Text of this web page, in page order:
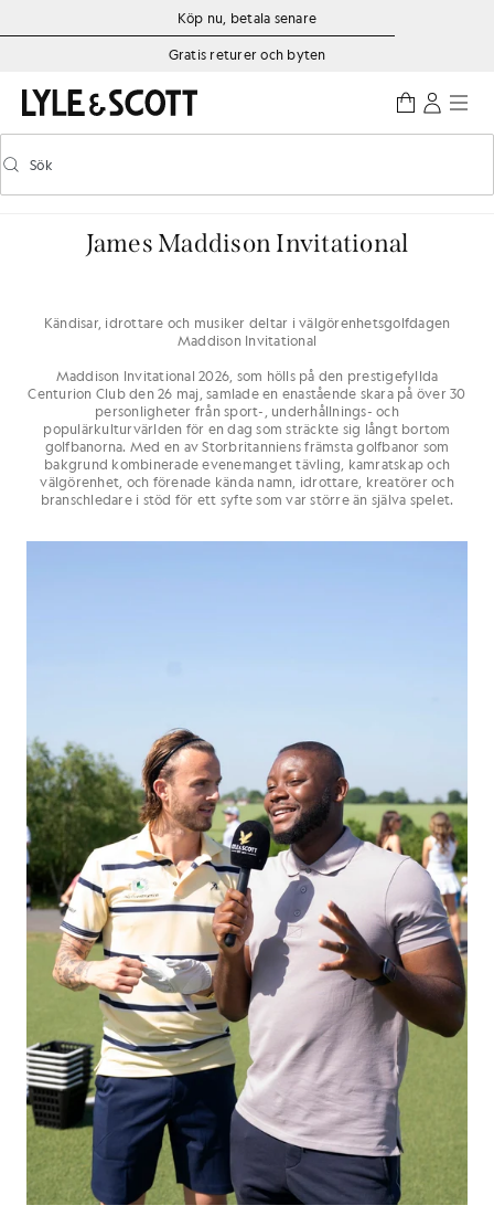
Gå direkt till huvudinnehållet
Information om tillgänglighetKöp nu, betala senare
Gratis returer och byten
Aktivera/inaktivera prediktiv sökning
Sök
James Maddison Invitational
Kändisar, idrottare och musiker deltar i välgörenhetsgolfdagen
Maddison Invitational
Maddison Invitational 2026, som hölls på den prestigefyllda
Centurion Club den 26 maj, samlade en enastående skara på över 30
personligheter från sport-, underhållnings- och
populärkulturvärlden för en dag som sträckte sig långt bortom
golfbanorna. Med en av Storbritanniens främsta golfbanor som
bakgrund kombinerade evenemanget tävling, kamratskap och
välgörenhet, och förenade kända namn, idrottare, kreatörer och
branschledare i stöd för ett syfte som var större än själva spelet.